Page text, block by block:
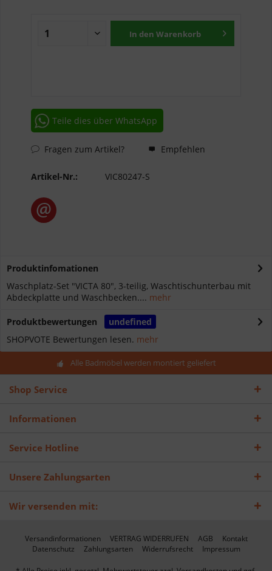
In den Warenkorb
Teile dies über WhatsApp
Fragen zum Artikel? Empfehlen
Artikel-Nr.: VIC80247-S
Produktinfomationen
Waschplatz-Set "VICTA 80", 3-teilig, Waschtischunterbau mit
Abdeckplatte und Waschbecken.... mehr
Produktbewertungen
undefined
SHOPVOTE Bewertungen lesen. mehr
Alle Badmöbel werden montiert geliefert
Shop Service
Informationen
Service Hotline
Unsere Zahlungsarten
Wir versenden mit:
Versandinformationen VERTRAG WIDERRUFEN AGB
Kontakt
Datenschutz
Zahlungsarten Widerrufsrecht Impressum